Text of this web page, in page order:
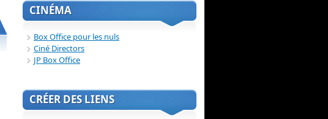
CINÉMA
Box Office pour les nuls
Ciné Directors
JP Box Office
CRÉER DES LIENS